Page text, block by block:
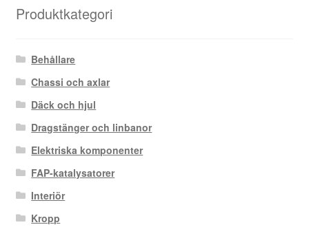
Produktkategori
Behållare
Chassi och axlar
Däck och hjul
Dragstänger och linbanor
Elektriska komponenter
FAP-katalysatorer
Interiör
Kropp